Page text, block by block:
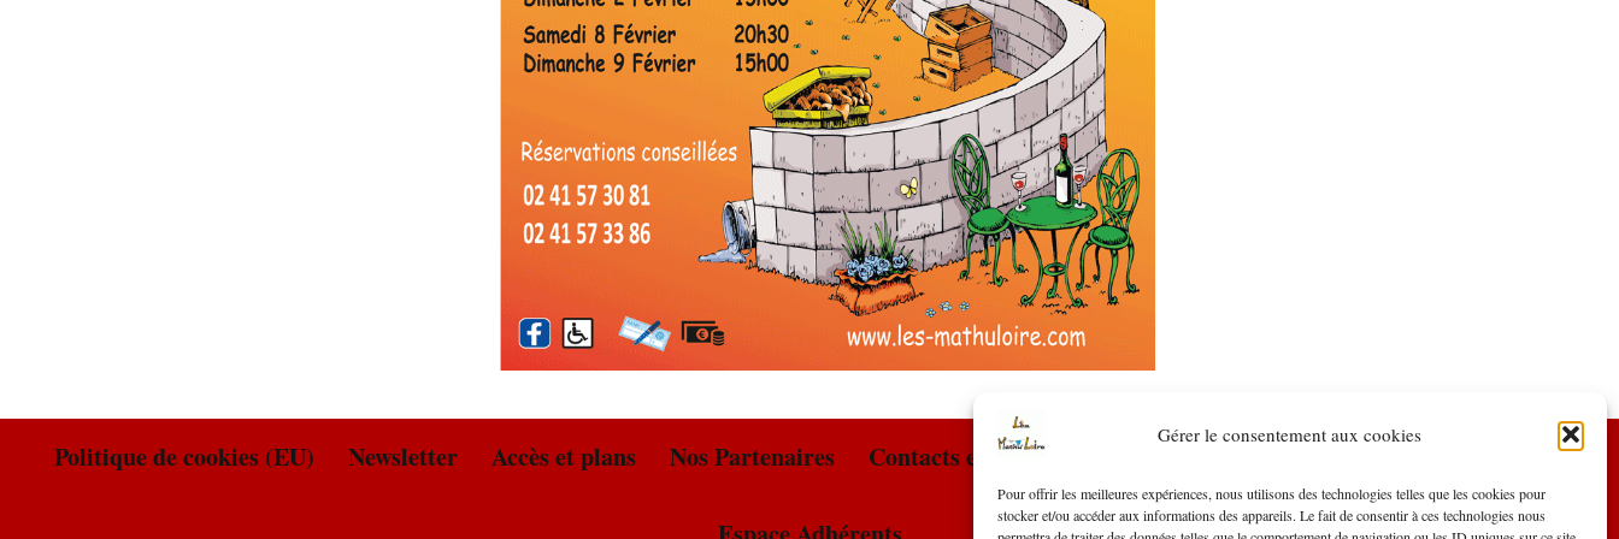
Gérer le consentement aux cookies
Pour offrir les meilleures expériences, nous utilisons des technologies telles que les cookies pour
stocker et/ou accéder aux informations des appareils. Le fait de consentir à ces technologies nous
2016 – La Dégringolade
Nos anciennes Pièces
Politique de cookies (EU) Newsletter Accès et plans Nos Partenaires Contacts et renseignements Mentions Légales